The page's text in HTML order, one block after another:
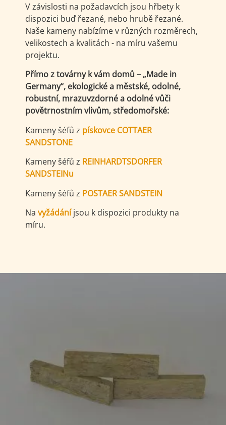
V závislosti na požadavcích jsou hřbety k
dispozici buď řezané, nebo hrubě řezané.
Naše kameny nabízíme v různých rozměrech,
velikostech a kvalitách - na míru vašemu
projektu.
Přímo z továrny k vám domů – „Made in
Germany“, ekologické a městské, odolné,
robustní, mrazuvzdorné a odolné vůči
povětrnostním vlivům, středomořské:
Kameny šéfů z pískovce COTTAER
SANDSTONE
Kameny šéfů z REINHARDTSDORFER
SANDSTEINu
Kameny šéfů z POSTAER SANDSTEIN
Na vyžádáníjsou k dispozici produkty na
míru.